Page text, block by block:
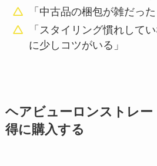
「中古品の梱包が雑だっ
「スタイリング慣れして
に少しコツがいる」
ヘアビューロンストレ
得に購入する